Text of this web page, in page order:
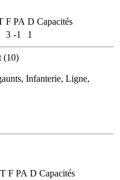
F PA D Capacités
3 -1 1
(10)
Infanterie, Ligne,
F PA D Capacités